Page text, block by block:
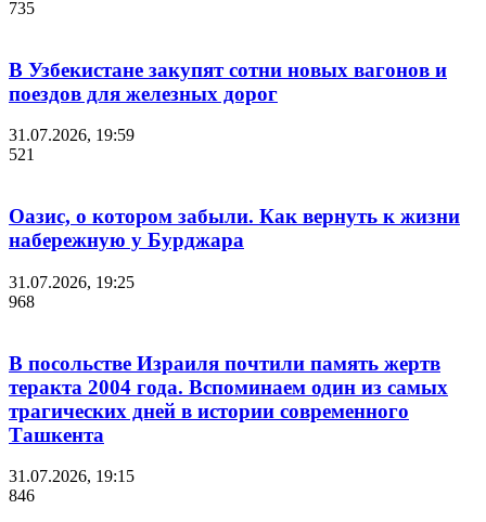
735
В Узбекистане закупят сотни новых вагонов и
поездов для железных дорог
31.07.2026, 19:59
521
Оазис, о котором забыли. Как вернуть к жизни
набережную у Бурджара
31.07.2026, 19:25
968
В посольстве Израиля почтили память жертв
теракта 2004 года. Вспоминаем один из самых
трагических дней в истории современного
Ташкента
31.07.2026, 19:15
846